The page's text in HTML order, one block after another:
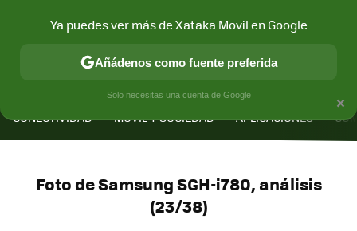
CONECTIVIDAD MÓVIL Y SOCIEDAD APLICACIONES
Foto de Samsung SGH-i780, análisis
(23/38)
×
Ya puedes ver más de Xataka Movil en Google
Añádenos como fuente preferida
Solo necesitas una cuenta de Google